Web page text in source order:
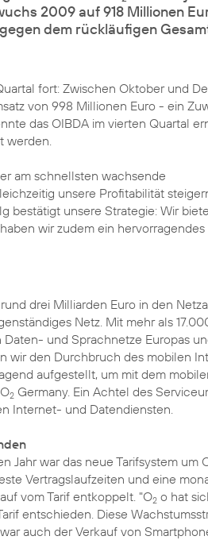
2009 auf 918 Millionen
dem rückläufigen
fort: Zwischen Oktober und
von 998 Millionen Euro - ein
das OIBDA im vierten Quartal
werden.
am schnellsten wachsende
unsere Profitabilität
bestätigt unsere Strategie: Wir
wir zudem ein
drei Milliarden Euro in den
Netz. Mit mehr als
und Sprachnetze Europas
wir den Durchbruch des mobilen
aufgestellt, um mit dem
2 Germany. Ein Achtel des
Internet- und Datendiensten.
Jahr war das neue Tarifsystem um
Vertragslaufzeiten und eine
vom Tarif entkoppelt. "O2 o hat
entschieden. Diese
auch der Verkauf von